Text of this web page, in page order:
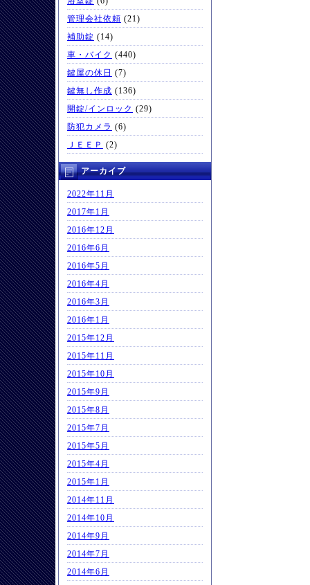
管理会社依頼 (21)
補助錠 (14)
車・バイク (440)
鍵屋の休日 (7)
鍵無し作成 (136)
開錠/インロック (29)
防犯カメラ (6)
ＪＥＥＰ (2)
アーカイブ
2022年11月
2017年1月
2016年12月
2016年6月
2016年5月
2016年4月
2016年3月
2016年1月
2015年12月
2015年11月
2015年10月
2015年9月
2015年8月
2015年7月
2015年5月
2015年4月
2015年1月
2014年11月
2014年10月
2014年9月
2014年7月
2014年6月